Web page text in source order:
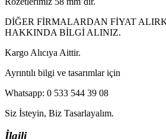
DİĞER FİRMALARDAN FİYAT
HAKKINDA BİLGİ ALINIZ.
Kargo Alıcıya Aittir.
Ayrıntılı bilgi ve tasarımlar için
Whatsapp: 0 533 544 39 08
Siz İsteyin, Biz Tasarlayalım.
İlgili